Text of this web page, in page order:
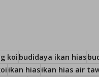
koi budidaya ikan hias
ikan hiasikan hias air